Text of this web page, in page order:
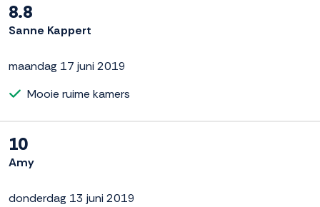
8.8
Sanne Kappert
maandag 17 juni 2019
Mooie ruime kamers
10
Amy
donderdag 13 juni 2019